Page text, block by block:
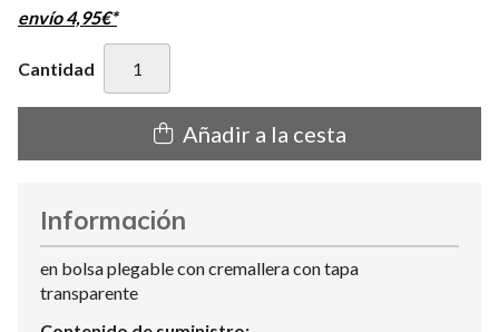
envío4,95€*
Cantidad
Añadir a la cesta
Información
en bolsa plegable con cremallera con tapa
transparente